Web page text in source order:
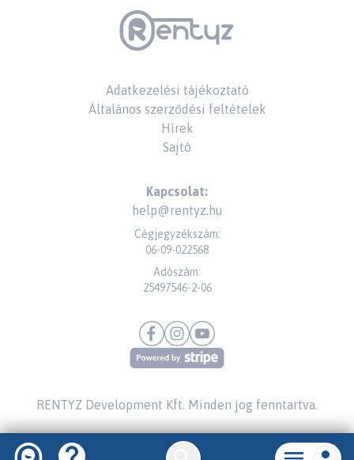
Adatkezelési tájékoztató
Általános szerződési feltételek
Hírek
Sajtó
Kapcsolat:
help@rentyz.hu
Cégjegyzékszám:
06-09-022568
Adószám:
25497546-2-06
RENTYZ Development Kft. Minden jog fenntartva.